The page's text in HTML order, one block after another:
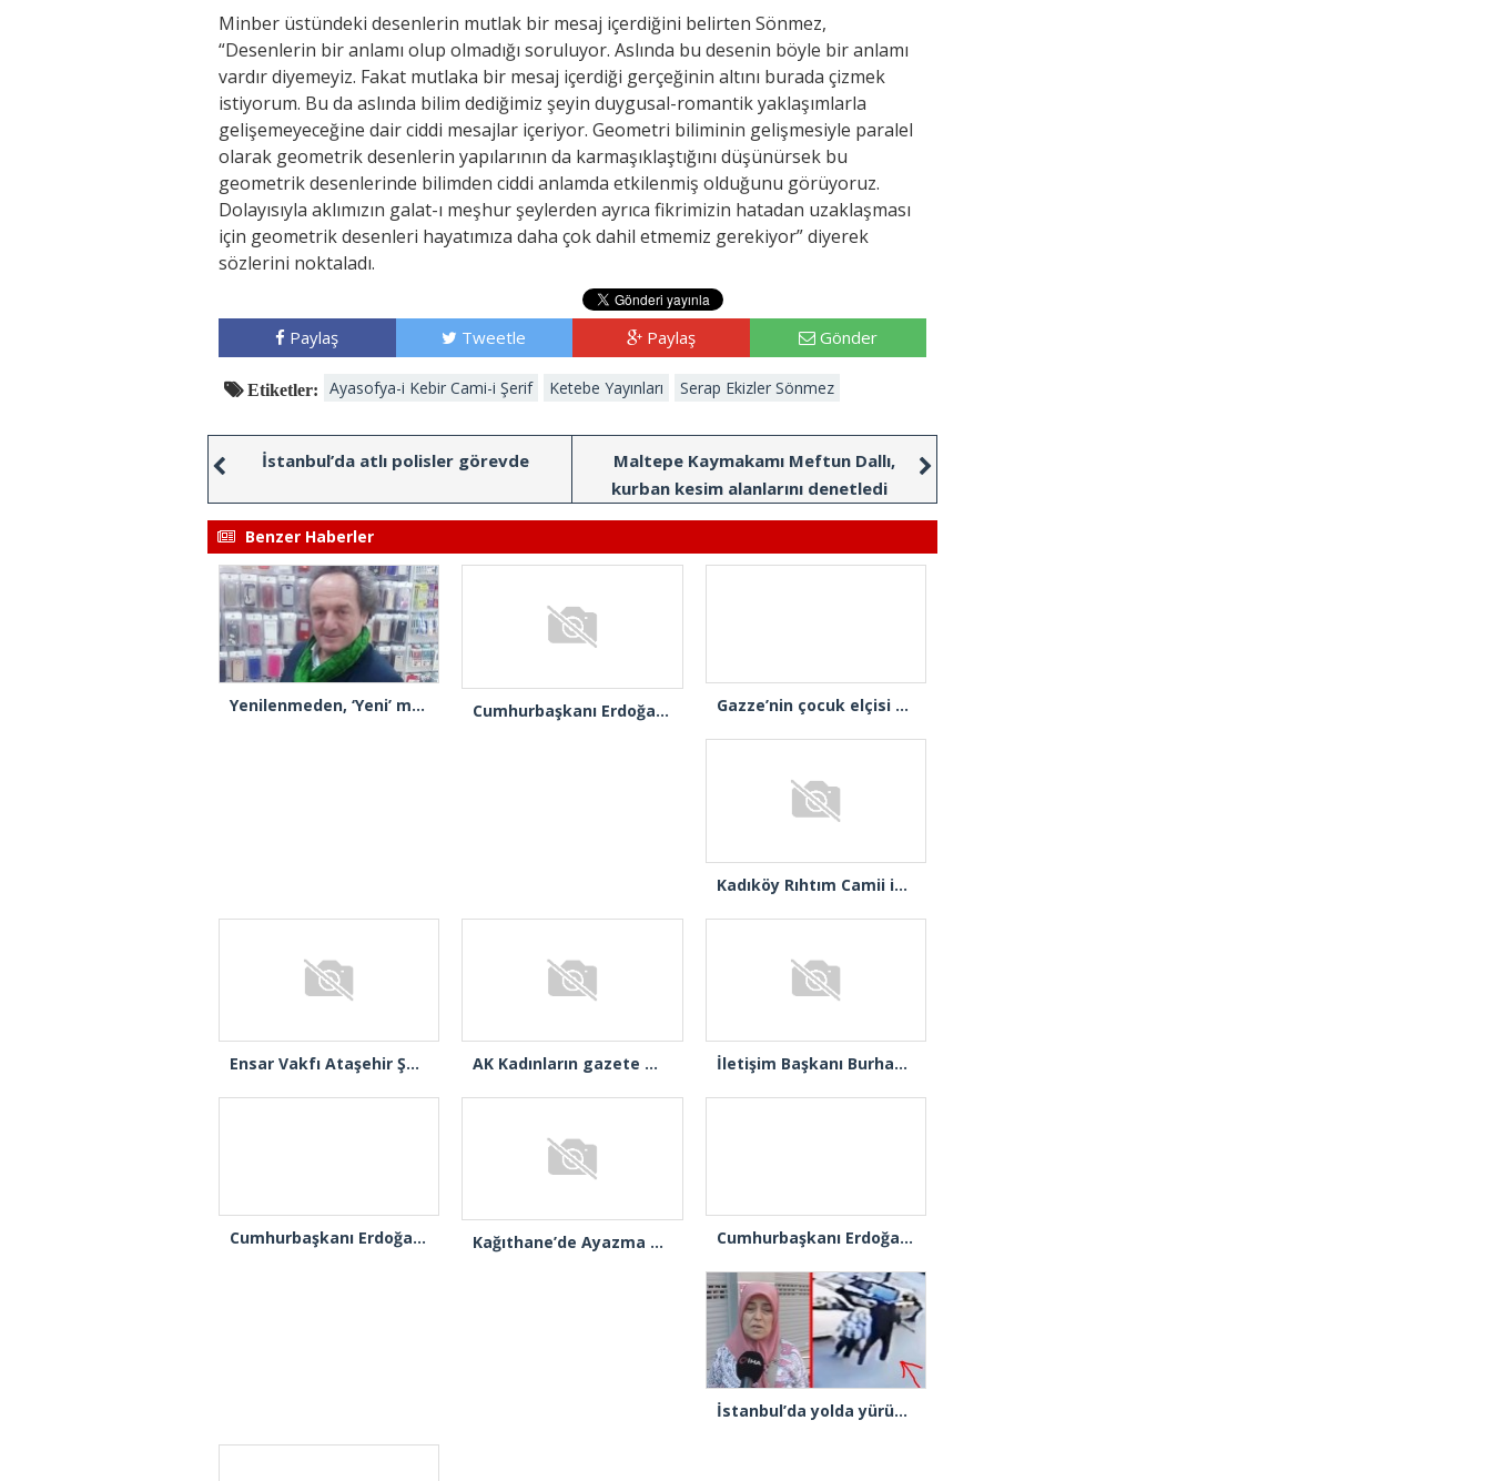
Minber üstündeki desenlerin mutlak bir mesaj içerdiğini belirten Sönmez,
“Desenlerin bir anlamı olup olmadığı soruluyor. Aslında bu desenin böyle bir anlamı
vardır diyemeyiz. Fakat mutlaka bir mesaj içerdiği gerçeğinin altını burada çizmek
istiyorum. Bu da aslında bilim dediğimiz şeyin duygusal-romantik yaklaşımlarla
gelişemeyeceğine dair ciddi mesajlar içeriyor. Geometri biliminin gelişmesiyle paralel
olarak geometrik desenlerin yapılarının da karmaşıklaştığını düşünürsek bu
geometrik desenlerinde bilimden ciddi anlamda etkilenmiş olduğunu görüyoruz.
Dolayısıyla aklımızın galat-ı meşhur şeylerden ayrıca fikrimizin hatadan uzaklaşması
için geometrik desenleri hayatımıza daha çok dahil etmemiz gerekiyor” diyerek
sözlerini noktaladı.
Paylaş Tweetle Paylaş Gönder
Etiketler: Ayasofya-i Kebir Cami-i Şerif Ketebe Yayınları Serap Ekizler Sönmez
İstanbul’da atlı polisler görevde
Maltepe Kaymakamı Meftun Dallı,
kurban kesim alanlarını denetledi
Benzer Haberler
Yenilenmeden, ‘Yeni’ mümkün mü? Gazze’nin çocuk elçisi Ramadan Abu Jazar, AK Parti İstanbul İl Başkanlığını ziyaret etti
AK Kadınların gazete manşeti: “Müjdeler olsun, Ayasofya açıldı”
İstanbul’da yolda yürüyen kadının ensesine vurup kaçtı
istanbultakipte.com © 2020 Tüm Hakları saklıdır,
kaynak gösterilmeden içerik kopyalanamaz.